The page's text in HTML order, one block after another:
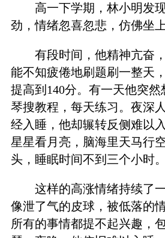
高一下学期，林小明发
劲，情绪忽喜忽悲，仿佛坐上
有段时间，他精神亢奋
能不知疲倦地刷题刷一整天
提高到140分。有一天他突
琴搜教程，每天练习。夜深
经入睡，他却辗转反侧难以
星星看月亮，脑海里天马行
头，睡眠时间不到三个小时。
这样的高涨情绪持续了
像泄了气的皮球，被低落的
所有的事情都提不起兴趣，